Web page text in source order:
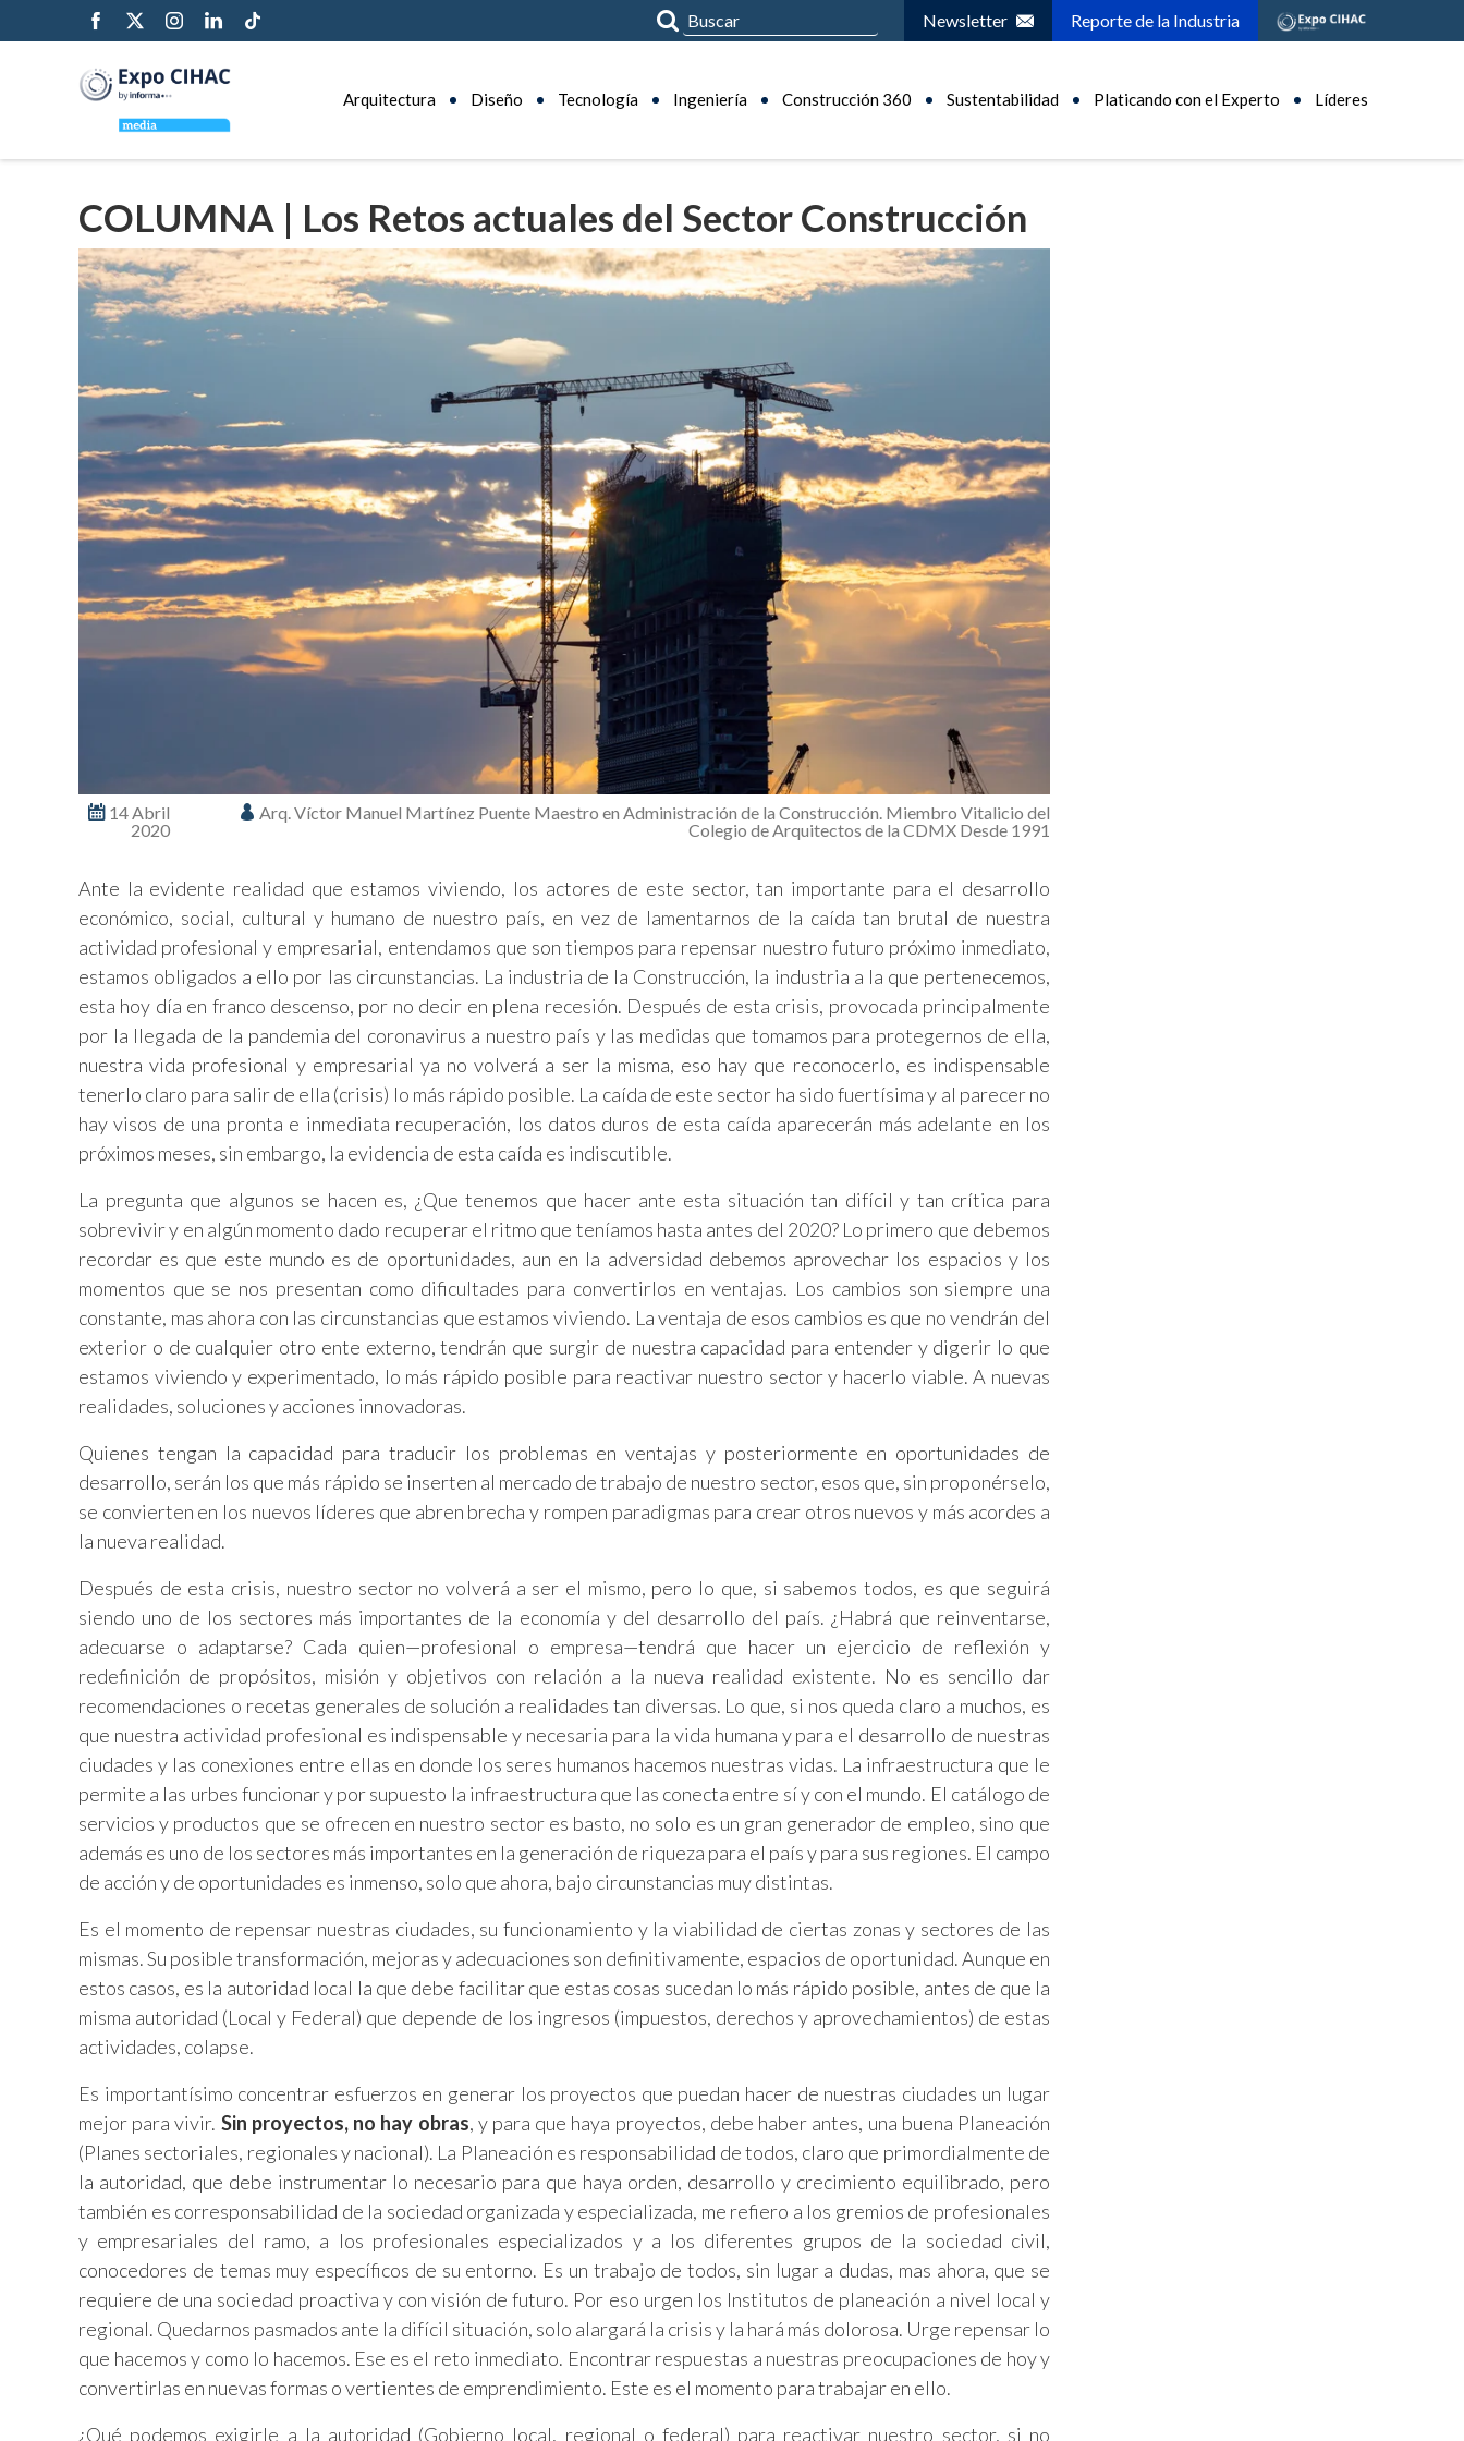
Newsletter Reporte de la Industria
Arquitectura Diseño Tecnología Ingeniería Construcción 360 Sustentabilidad Platicando con el Experto Líderes
COLUMNA | Los Retos actuales del Sector Construcción
14 Abril
2020
Arq. Víctor Manuel Martínez Puente Maestro en Administración de la Construcción. Miembro Vitalicio del
Colegio de Arquitectos de la CDMX Desde 1991
Ante la evidente realidad que estamos viviendo, los actores de este sector, tan importante para el desarrollo
económico, social, cultural y humano de nuestro país, en vez de lamentarnos de la caída tan brutal de nuestra
actividad profesional y empresarial, entendamos que son tiempos para repensar nuestro futuro próximo inmediato,
estamos obligados a ello por las circunstancias. La industria de la Construcción, la industria a la que pertenecemos,
esta hoy día en franco descenso, por no decir en plena recesión. Después de esta crisis, provocada principalmente
por la llegada de la pandemia del coronavirus a nuestro país y las medidas que tomamos para protegernos de ella,
nuestra vida profesional y empresarial ya no volverá a ser la misma, eso hay que reconocerlo, es indispensable
tenerlo claro para salir de ella (crisis) lo más rápido posible. La caída de este sector ha sido fuertísima y al parecer no
hay visos de una pronta e inmediata recuperación, los datos duros de esta caída aparecerán más adelante en los
próximos meses, sin embargo, la evidencia de esta caída es indiscutible.
La pregunta que algunos se hacen es, ¿Que tenemos que hacer ante esta situación tan difícil y tan crítica para
sobrevivir y en algún momento dado recuperar el ritmo que teníamos hasta antes del 2020? Lo primero que debemos
recordar es que este mundo es de oportunidades, aun en la adversidad debemos aprovechar los espacios y los
momentos que se nos presentan como dificultades para convertirlos en ventajas. Los cambios son siempre una
constante, mas ahora con las circunstancias que estamos viviendo. La ventaja de esos cambios es que no vendrán del
exterior o de cualquier otro ente externo, tendrán que surgir de nuestra capacidad para entender y digerir lo que
estamos viviendo y experimentado, lo más rápido posible para reactivar nuestro sector y hacerlo viable. A nuevas
realidades, soluciones y acciones innovadoras.
Quienes tengan la capacidad para traducir los problemas en ventajas y posteriormente en oportunidades de
desarrollo, serán los que más rápido se inserten al mercado de trabajo de nuestro sector, esos que, sin proponérselo,
se convierten en los nuevos líderes que abren brecha y rompen paradigmas para crear otros nuevos y más acordes a
la nueva realidad.
Después de esta crisis, nuestro sector no volverá a ser el mismo, pero lo que, si sabemos todos, es que seguirá
siendo uno de los sectores más importantes de la economía y del desarrollo del país. ¿Habrá que reinventarse,
adecuarse o adaptarse? Cada quien—profesional o empresa—tendrá que hacer un ejercicio de reflexión y
redefinición de propósitos, misión y objetivos con relación a la nueva realidad existente. No es sencillo dar
recomendaciones o recetas generales de solución a realidades tan diversas. Lo que, si nos queda claro a muchos, es
que nuestra actividad profesional es indispensable y necesaria para la vida humana y para el desarrollo de nuestras
ciudades y las conexiones entre ellas en donde los seres humanos hacemos nuestras vidas. La infraestructura que le
permite a las urbes funcionar y por supuesto la infraestructura que las conecta entre sí y con el mundo. El catálogo de
servicios y productos que se ofrecen en nuestro sector es basto, no solo es un gran generador de empleo, sino que
además es uno de los sectores más importantes en la generación de riqueza para el país y para sus regiones. El campo
de acción y de oportunidades es inmenso, solo que ahora, bajo circunstancias muy distintas.
Es el momento de repensar nuestras ciudades, su funcionamiento y la viabilidad de ciertas zonas y sectores de las
mismas. Su posible transformación, mejoras y adecuaciones son definitivamente, espacios de oportunidad. Aunque en
estos casos, es la autoridad local la que debe facilitar que estas cosas sucedan lo más rápido posible, antes de que la
misma autoridad (Local y Federal) que depende de los ingresos (impuestos, derechos y aprovechamientos) de estas
actividades, colapse.
Es importantísimo concentrar esfuerzos en generar los proyectos que puedan hacer de nuestras ciudades un lugar
mejor para vivir. Sin proyectos, no hay obras, y para que haya proyectos, debe haber antes, una buena Planeación
(Planes sectoriales, regionales y nacional). La Planeación es responsabilidad de todos, claro que primordialmente de
la autoridad, que debe instrumentar lo necesario para que haya orden, desarrollo y crecimiento equilibrado, pero
también es corresponsabilidad de la sociedad organizada y especializada, me refiero a los gremios de profesionales
y empresariales del ramo, a los profesionales especializados y a los diferentes grupos de la sociedad civil,
conocedores de temas muy específicos de su entorno. Es un trabajo de todos, sin lugar a dudas, mas ahora, que se
requiere de una sociedad proactiva y con visión de futuro. Por eso urgen los Institutos de planeación a nivel local y
regional. Quedarnos pasmados ante la difícil situación, solo alargará la crisis y la hará más dolorosa. Urge repensar lo
que hacemos y como lo hacemos. Ese es el reto inmediato. Encontrar respuestas a nuestras preocupaciones de hoy y
convertirlas en nuevas formas o vertientes de emprendimiento. Este es el momento para trabajar en ello.
¿Qué podemos exigirle a la autoridad (Gobierno local, regional o federal) para reactivar nuestro sector, si no